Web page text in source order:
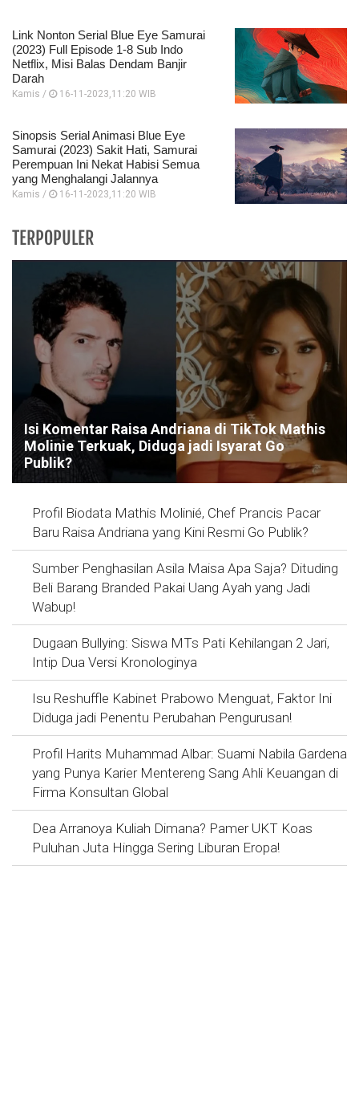
Link Nonton Serial Blue Eye Samurai
(2023) Full Episode 1-8 Sub Indo
Netflix, Misi Balas Dendam Banjir
Darah
Kamis / 16-11-2023,11:20 WIB
Sinopsis Serial Animasi Blue Eye
Samurai (2023) Sakit Hati, Samurai
Perempuan Ini Nekat Habisi Semua
yang Menghalangi Jalannya
Kamis / 16-11-2023,11:20 WIB
TERPOPULER
Isi Komentar Raisa Andriana di TikTok Mathis
Molinie Terkuak, Diduga jadi Isyarat Go
Publik?
Profil Biodata Mathis Molinié, Chef Prancis Pacar
Baru Raisa Andriana yang Kini Resmi Go Publik?
Sumber Penghasilan Asila Maisa Apa Saja? Dituding
Beli Barang Branded Pakai Uang Ayah yang Jadi
Wabup!
Dugaan Bullying: Siswa MTs Pati Kehilangan 2 Jari,
Intip Dua Versi Kronologinya
Isu Reshuffle Kabinet Prabowo Menguat, Faktor Ini
Diduga jadi Penentu Perubahan Pengurusan!
Profil Harits Muhammad Albar: Suami Nabila Gardena
yang Punya Karier Mentereng Sang Ahli Keuangan di
Firma Konsultan Global
Dea Arranoya Kuliah Dimana? Pamer UKT Koas
Puluhan Juta Hingga Sering Liburan Eropa!